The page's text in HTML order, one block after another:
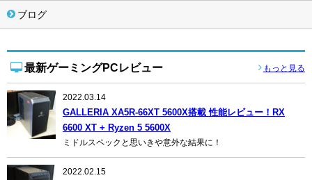
ブログ
最新ゲーミングPCレビュー もっと見る
2022.03.14
GALLERIA XA5R-66XT 5600X搭載 性能レビュー！RX
6600 XT + Ryzen 5 5600X
ミドルスペックと思いきや意外な結果に！
2022.02.15